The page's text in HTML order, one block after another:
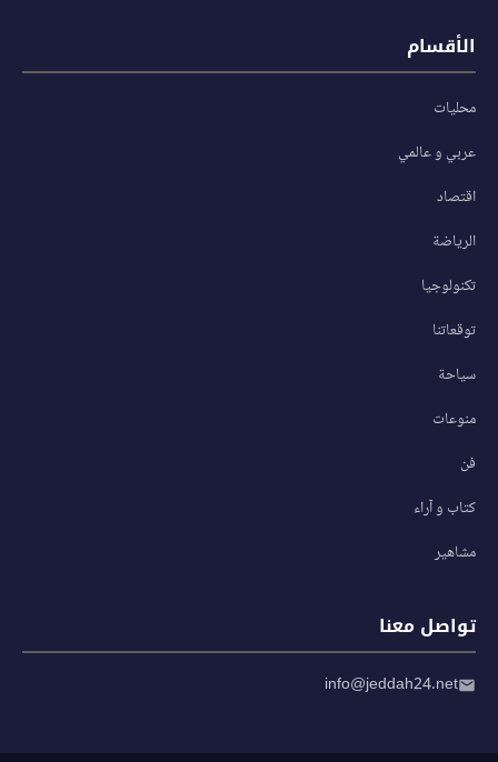
الأقسام
محليات
عربي و عالمي
اقتصاد
الرياضة
تكنولوجيا
توقعاتنا
سياحة
منوعات
فن
كتاب و آراء
مشاهير
تواصل معنا
info@jeddah24.net